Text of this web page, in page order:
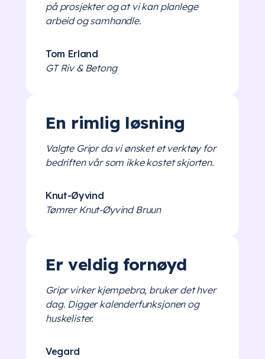
på prosjekter og at vi kan planlege
arbeid og samhandle.
Tom Erland
GT Riv & Betong
En rimlig løsning
Valgte Gripr da vi ønsket et verktøy for
bedriften vår som ikke kostet skjorten.
Knut-Øyvind
Tømrer Knut-Øyvind Bruun
Er veldig fornøyd
Gripr virker kjempebra, bruker det hver
dag. Digger kalenderfunksjonen og
huskelister.
Vegard